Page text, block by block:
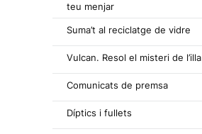
teu menjar
Suma’t al reciclatge de vidre
Vulcan. Resol el misteri de l’illa
Comunicats de premsa
Díptics i fullets